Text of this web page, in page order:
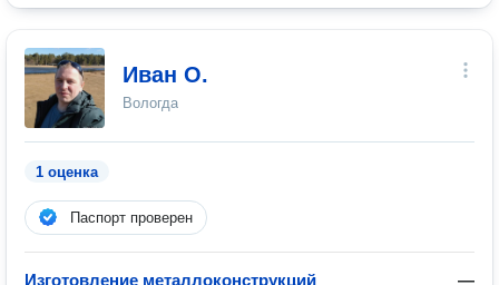
Иван О.
Вологда
1 оценка
Паспорт проверен
Изготовление металлоконструкций —